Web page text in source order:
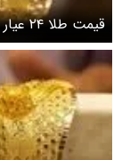
قیمت طلا آزاد شد